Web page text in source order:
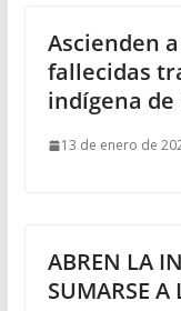
Ascienden
fallecidas
indígena de
13 de enero de
ABREN LA
SUMARSE A